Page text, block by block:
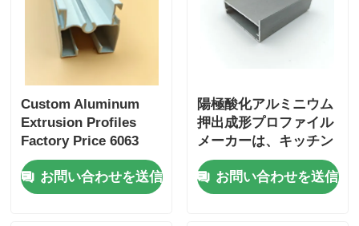
アルミヒートシンクエクストルーションプロファイル
Custom Aluminum
Extrusion Profiles
Factory Price 6063
Aluminum Extrusion
Supplier
お問い合わせを送信
陽極酸化アルミニウム
押出成形プロファイル
メーカーは、キッチン
キャビネット用の押出
アルミニウムプロファ
イルのカスタマイズを
お問い合わせを送信